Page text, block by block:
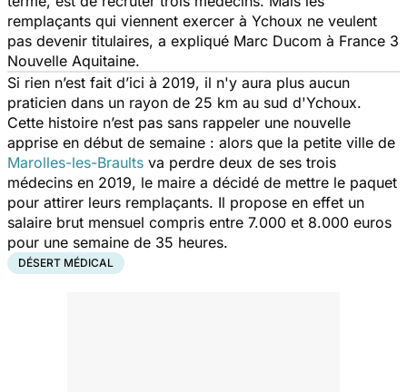
remplaçants qui viennent exercer à Ychoux ne veulent
pas devenir titulaires, a expliqué Marc Ducom à France 3
Nouvelle Aquitaine.
Si rien n’est fait d’ici à 2019, il n'y aura plus aucun
praticien dans un rayon de 25 km au sud d'Ychoux.
Cette histoire n’est pas sans rappeler une nouvelle
apprise en début de semaine : alors que la petite ville de
Marolles-les-Braults va perdre deux de ses trois
médecins en 2019, le maire a décidé de mettre le paquet
pour attirer leurs remplaçants. Il propose en effet un
salaire brut mensuel compris entre 7.000 et 8.000 euros
pour une semaine de 35 heures.
DÉSERT MÉDICAL